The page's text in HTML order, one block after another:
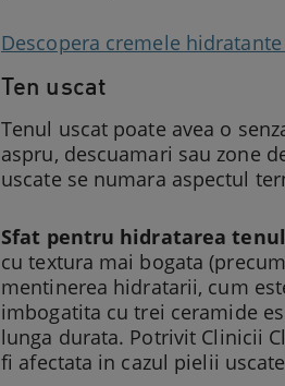
Descopera cremele
Ten uscat
Tenul uscat poate avea o
aspru, descuamari sau zone
uscate se numara aspectul
Sfat pentru hidratarea
cu textura mai bogata
mentinerea hidratarii, cum
imbogatita cu trei ceramide
lunga durata. Potrivit Clinicii
fi afectata in cazul pielii